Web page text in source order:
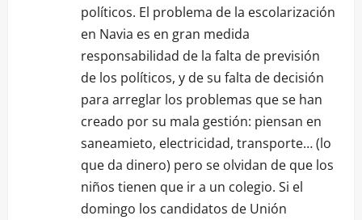
políticos. El problema de la escolarización
en Navia es en gran medida
responsabilidad de la falta de previsión
de los políticos, y de su falta de decisión
para arreglar los problemas que se han
creado por su mala gestión: piensan en
saneamieto, electricidad, transporte… (lo
que da dinero) pero se olvidan de que los
niños tienen que ir a un colegio. Si el
domingo los candidatos de Unión